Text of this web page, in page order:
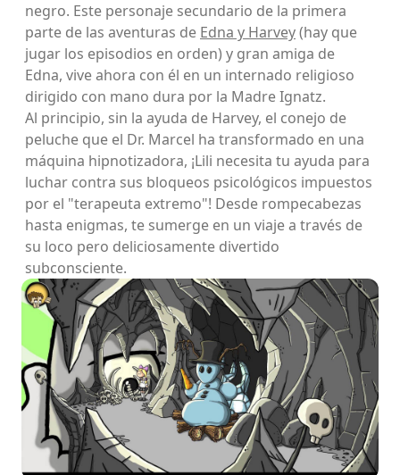
negro. Este personaje secundario de la primera
parte de las aventuras de Edna y Harvey(hay que
jugar los episodios en orden) y gran amiga de
Edna, vive ahora con él en un internado religioso
dirigido con mano dura por la Madre Ignatz.
Al principio, sin la ayuda de Harvey, el conejo de
peluche que el Dr. Marcel ha transformado en una
máquina hipnotizadora, ¡Lili necesita tu ayuda para
luchar contra sus bloqueos psicológicos impuestos
por el "terapeuta extremo"! Desde rompecabezas
hasta enigmas, te sumerge en un viaje a través de
su loco pero deliciosamente divertido
subconsciente.